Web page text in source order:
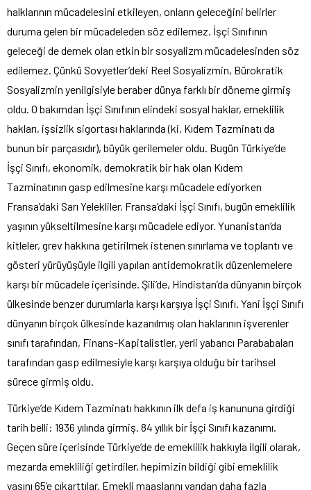
halklarının mücadelesini etkileyen, onların geleceğini belirler
duruma gelen bir mücadeleden söz edilemez. İşçi Sınıfının
geleceği de demek olan etkin bir sosyalizm mücadelesinden söz
edilemez. Çünkü Sovyetler’deki Reel Sosyalizmin, Bürokratik
Sosyalizmin yenilgisiyle beraber dünya farklı bir döneme girmiş
oldu. O bakımdan İşçi Sınıfının elindeki sosyal haklar, emeklilik
hakları, işsizlik sigortası haklarında (ki, Kıdem Tazminatı da
bunun bir parçasıdır), büyük gerilemeler oldu. Bugün Türkiye’de
İşçi Sınıfı, ekonomik, demokratik bir hak olan Kıdem
Tazminatının gasp edilmesine karşı mücadele ediyorken
Fransa’daki Sarı Yelekliler, Fransa’daki İşçi Sınıfı, bugün emeklilik
yaşının yükseltilmesine karşı mücadele ediyor. Yunanistan’da
kitleler, grev hakkına getirilmek istenen sınırlama ve toplantı ve
gösteri yürüyüşüyle ilgili yapılan antidemokratik düzenlemelere
karşı bir mücadele içerisinde. Şili’de, Hindistan’da dünyanın birçok
ülkesinde benzer durumlarla karşı karşıya İşçi Sınıfı. Yani İşçi Sınıfı
dünyanın birçok ülkesinde kazanılmış olan haklarının işverenler
sınıfı tarafından, Finans-Kapitalistler, yerli yabancı Parababaları
tarafından gasp edilmesiyle karşı karşıya olduğu bir tarihsel
sürece girmiş oldu.
Türkiye’de Kıdem Tazminatı hakkının ilk defa iş kanununa girdiği
tarih belli: 1936 yılında girmiş. 84 yıllık bir İşçi Sınıfı kazanımı.
Geçen süre içerisinde Türkiye’de de emeklilik hakkıyla ilgili olarak,
mezarda emekliliği getirdiler, hepimizin bildiği gibi emeklilik
yaşını 65’e çıkarttılar. Emekli maaşlarını yarıdan daha fazla